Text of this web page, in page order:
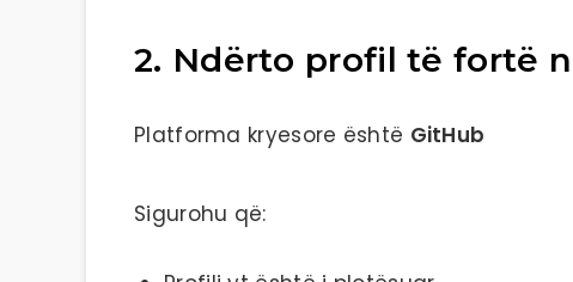
2. Ndërto profil të fortë
Platforma kryesore është GitHub
Sigurohu që: